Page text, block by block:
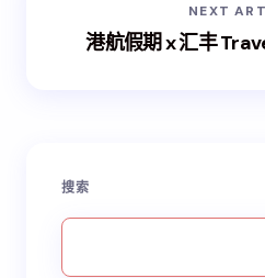
NEXT
港航假期 x 汇丰
搜索